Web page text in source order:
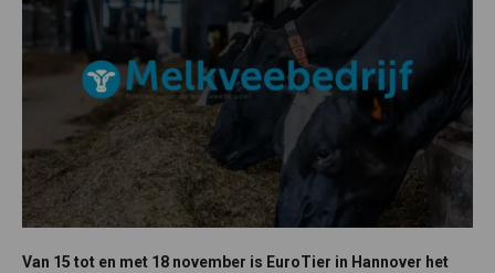
Van 15 tot en met 18 november is EuroTier in Hannover het